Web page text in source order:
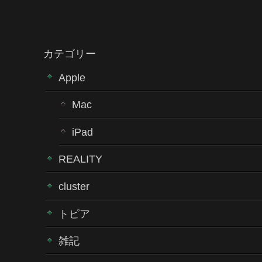
カテゴリー
Apple
Mac
iPad
REALITY
cluster
トピア
雑記